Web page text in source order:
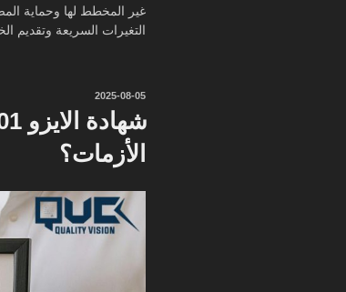
غير المخطط لها وحماية
التغيرات السريعة وتقديم
نُشر
2025-08-05
الأزمات؟